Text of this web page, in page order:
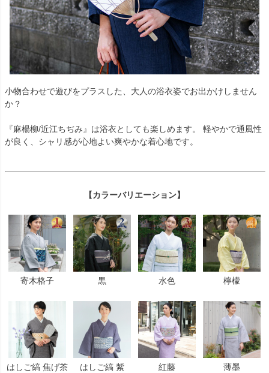
小物合わせで遊びをプラスした、大人の浴衣姿でお出かけしません
か？
『麻楊柳/近江ちぢみ』は浴衣としても楽しめます。 軽やかで通風性
が良く、シャリ感が心地よい爽やかな着心地です。
【カラーバリエーション】
寄木格子 黒 水色 檸檬
はしご縞 焦げ茶 はしご縞 紫 紅藤 薄墨